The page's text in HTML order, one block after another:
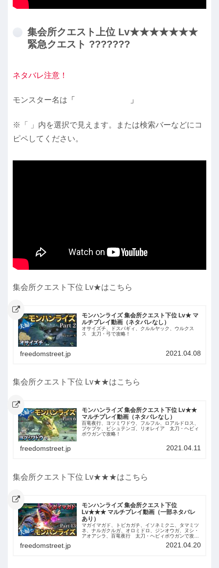
集会所クエスト上位 Lv★★★★★★★
緊急クエスト ???????
ネタバレ注意！
モンスター名は 「 」
※「 」内を選択で見えます。または検索バーなどにコ
ピペしてください。
集会所クエスト下位 Lv★はこちら
モンハンライズ 集会所クエスト下位 Lv★ マ
ルチプレイ動画（ネタバレなし）
オサイズチ、ドスバギィ、クルルヤック、ウルクス
ス 太刀・弓で攻略！
freedomstreet.jp 2021.04.08
集会所クエスト下位 Lv★★はこちら
モンハンライズ 集会所クエスト下位 Lv★★
マルチプレイ動画（ネタバレなし）
百竜夜行、ヨツミワドウ、フルフル、ロアルドロス、
プケプケ、ビシュテンゴ、リオレイア 太刀・ヘビィ
ボウガンで攻略！
freedomstreet.jp 2021.04.11
集会所クエスト下位 Lv★★★はこちら
モンハンライズ 集会所クエスト下位
Lv★★★ マルチプレイ動画（一部ネタバレ
あり）
マガイマガド、トビカガチ、イソネミクニ、タマミツ
ネ、ナルガクルガ、オロミドロ、ジンオウガ、ヌシ・
アオアシラ、百竜夜行 太刀・ヘビィボウガンで攻
freedomstreet.jp 2021.04.20